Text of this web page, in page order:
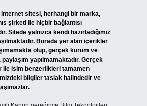
internet sitesi, herhangi bir marka,
şirketi ile hiçbir bağlantısı
Sitede yalnızca kendi hazırladığımız
Burada yer alan içerikler
olup, gerçek kurum ve
yapılmamaktadır. Gerçek
ile isim benzerlikleri tamamen
bilgiler taslak halindedir ve